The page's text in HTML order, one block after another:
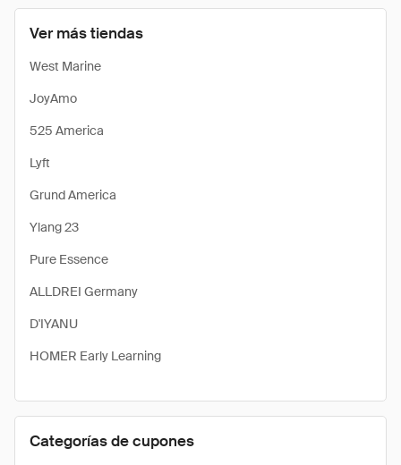
Ver más tiendas
West Marine
JoyAmo
525 America
Lyft
Grund America
Ylang 23
Pure Essence
ALLDREI Germany
D'IYANU
HOMER Early Learning
Categorías de cupones